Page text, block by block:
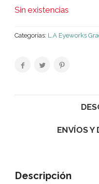
Sin existencias
Categorías: L.A Eyeworks
ENVÍOS Y
Descripción